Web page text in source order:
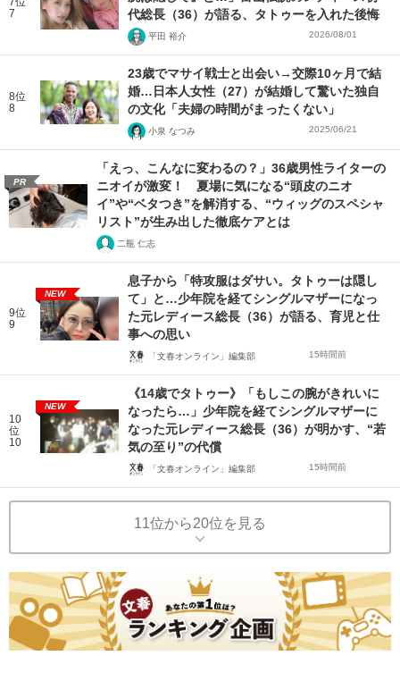
7
代総長（36）が語る、タトゥーを入れた後悔
平田 裕介 2026/08/01
8位
8
23歳でマサイ戦士と出会い→交際10ヶ月で結
婚…日本人女性（27）が結婚して驚いた独自
の文化「夫婦の時間がまったくない」
小泉 なつみ 2025/06/21
PR
「えっ、こんなに変わるの？」36歳男性ライターの
ニオイが激変！ 夏場に気になる“頭皮のニオ
イ”や“ベタつき”を解消する、“ウィッグのスペシャ
リスト”が生み出した徹底ケアとは
二瓶 仁志
9位
9
NEW
息子から「特攻服はダサい。タトゥーは隠し
て」と…少年院を経てシングルマザーになっ
た元レディース総長（36）が語る、育児と仕
事への思い
「文春オンライン」編集部 15時間前
10
位
10
NEW
《14歳でタトゥー》「もしこの腕がきれいに
なったら…」少年院を経てシングルマザーに
なった元レディース総長（36）が明かす、“若
気の至り”の代償
「文春オンライン」編集部 15時間前
11位から20位を見る